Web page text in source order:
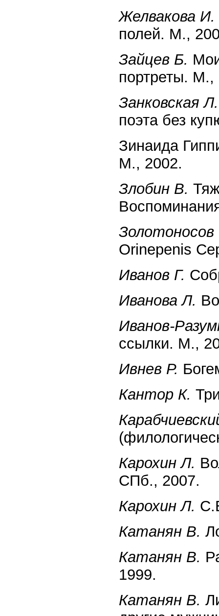
Желвакова И.
полей. М.,
Зайцев Б.
портреты. М.,
Занковская Л.
поэта без
Зинаида
М., 2002.
Злобин В.
Orinepenis
Иванов Г.
Иванова Л.
Иванов-
ссылки. М.,
Ивнев Р.
Кантор К.
Карохин Л.
СПб., 2007.
Карохин Л.
Катанян В.
Катанян В.
1999.
Катанян В.